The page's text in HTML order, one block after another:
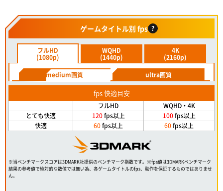
ゲームタイトル別 fps ?
フルHD
(1080p)
WQHD
(1440p)
4K
(2160p)
medium画質
ultra画質
fps 快適目安
フルHD
WQHD・4K
とても快適
120fps以上 100fps以上
快適
60fps以上 60fps以上
※当ベンチマークスコアは3DMARK社提供のベンチマーク指数です。※fps値は3DMARKベンチマーク
結果の参考値で絶対的な数値では無い為、各ゲームタイトルのfps、動作を保証するものではありませ
ん。